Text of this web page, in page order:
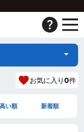
お気に入り0件
高い順 新着順